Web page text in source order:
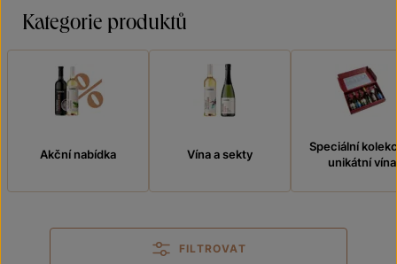
Kategorie produktů
Akční nabídka Vína a sekty
Speciální
unikátní vína
FILTROVAT